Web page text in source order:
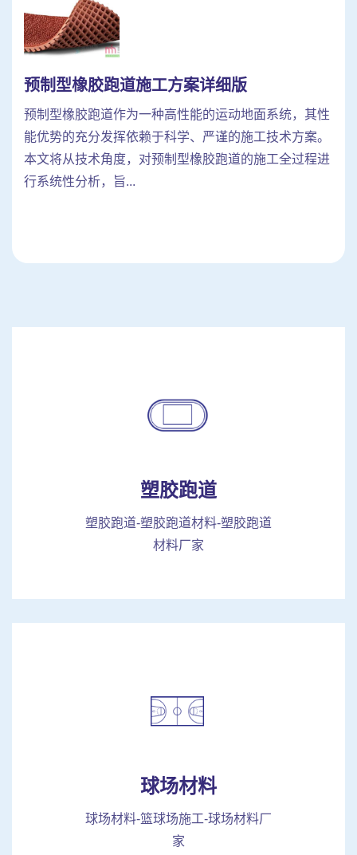
预制型橡胶跑道施工方案详细版
预制型橡胶跑道作为一种高性能的运动地面系统，其性
能优势的充分发挥依赖于科学、严谨的施工技术方案。
本文将从技术角度，对预制型橡胶跑道的施工全过程进
行系统性分析，旨...
塑胶跑道
塑胶跑道-塑胶跑道材料-塑胶跑道
材料厂家
球场材料
球场材料-篮球场施工-球场材料厂
家